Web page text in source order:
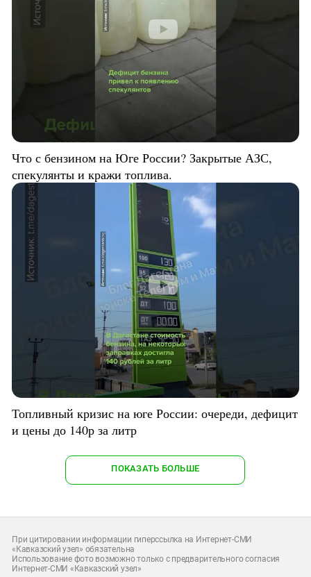
Что с бензином на Юге России? Закрытые АЗС,
спекулянты и кражи топлива.
Топливный кризис на юге России: очереди, дефицит
и цены до 140р за литр
ПОКАЗАТЬ БОЛЬШЕ
При цитировании информации гиперссылка на Интернет-СМИ
«Кавказский узел» обязательна
Использование фото возможно только с предварительного согласия
Интернет-СМИ «Кавказский узел»